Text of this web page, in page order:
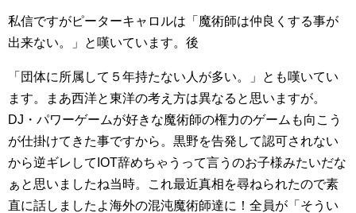
私信ですがピーターキャロルは「魔術師は仲良くする事が
出来ない。」と嘆いています。後
「団体に所属して５年持たない人が多い。」とも嘆いてい
ます。まあ西洋と東洋の考え方は異なると思いますが。
DJ・パワーゲームが好きな魔術師の権力のゲームも向こう
が仕掛けてきた事ですから。黒野を告発して認可されない
から逆ギレしてIOT辞めちゃうって言うのお子様みたいだな
ぁと思いましたね当時。これ最近真相を尋ねられたので素
直に話しましたよ海外の混沌魔術師達に！全員が「そうい